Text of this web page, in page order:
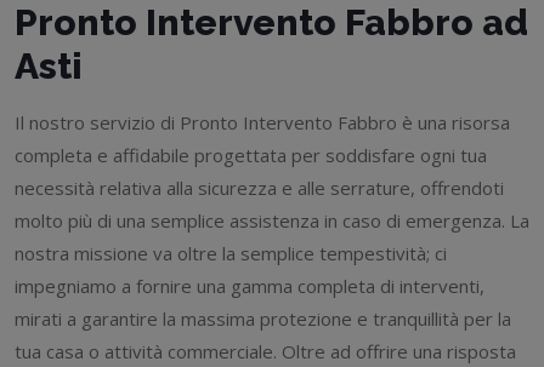
Pronto Intervento Fabbro ad
Asti
Il nostro servizio di Pronto Intervento Fabbro è una risorsa
completa e affidabile progettata per soddisfare ogni tua
necessità relativa alla sicurezza e alle serrature, offrendoti
molto più di una semplice assistenza in caso di emergenza. La
nostra missione va oltre la semplice tempestività; ci
impegniamo a fornire una gamma completa di interventi,
mirati a garantire la massima protezione e tranquillità per la
tua casa o attività commerciale. Oltre ad offrire una risposta